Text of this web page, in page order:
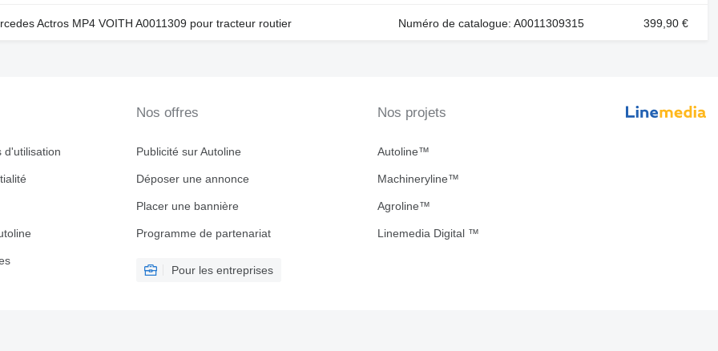
Actros MP4 VOITH A0011309 pour tracteur routier Numéro de catalogue: A0011309315 399,90 €
d'utilisation
Nos offres
Publicité sur Autoline
Déposer une annonce
Placer une bannière
Programme de partenariat
Pour les entreprises
Nos projets
Autoline™
Machineryline™
Agroline™
Linemedia Digital ™